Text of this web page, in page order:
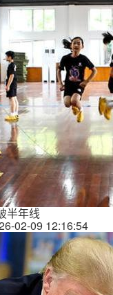
半年线
02-09 12:16:54